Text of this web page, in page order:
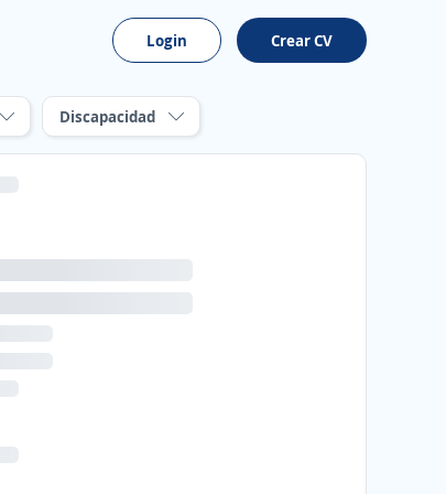
Login Crear CV
Discapacidad